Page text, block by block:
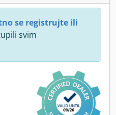
se registrujte ili
svim